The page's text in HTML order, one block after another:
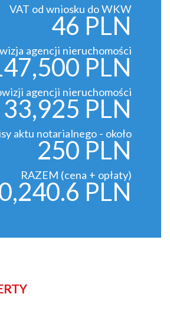
VAT od wniosku do WKW
46 PLN
agencji nieruchomości
PLN
agencji nieruchomości
33,925 PLN
aktu notarialnego - około
250 PLN
RAZEM (cena + opłaty)
PLN